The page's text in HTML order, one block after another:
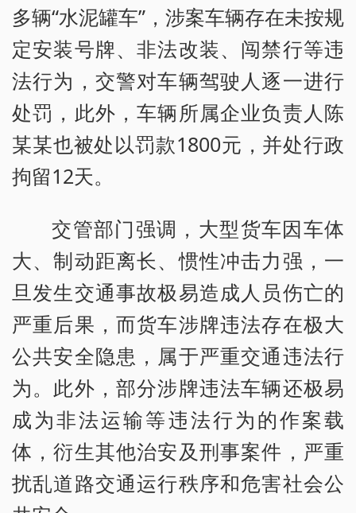
多辆“水泥罐车”，涉案车辆存在未按规
定安装号牌、非法改装、闯禁行等违
法行为，交警对车辆驾驶人逐一进行
处罚，此外，车辆所属企业负责人陈
某某也被处以罚款1800元，并处行政
拘留12天。
交管部门强调，大型货车因车体
大、制动距离长、惯性冲击力强，一
旦发生交通事故极易造成人员伤亡的
严重后果，而货车涉牌违法存在极大
公共安全隐患，属于严重交通违法行
为。此外，部分涉牌违法车辆还极易
成为非法运输等违法行为的作案载
体，衍生其他治安及刑事案件，严重
扰乱道路交通运行秩序和危害社会公